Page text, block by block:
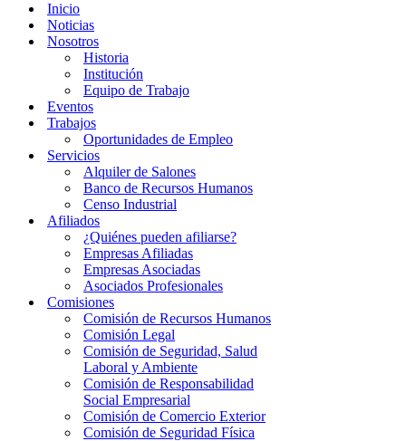
Inicio
Noticias
Nosotros
Historia
Institución
Equipo de Trabajo
Eventos
Trabajos
Oportunidades de Empleo
Servicios
Alquiler de Salones
Banco de Recursos Humanos
Censo Industrial
Afiliados
¿Quiénes pueden afiliarse?
Empresas Afiliadas
Empresas Asociadas
Asociados Profesionales
Comisiones
Comisión de Recursos Humanos
Comisión Legal
Comisión de Seguridad, Salud
Laboral y Ambiente
Comisión de Responsabilidad
Social Empresarial
Comisión de Comercio Exterior
Comisión de Seguridad Física